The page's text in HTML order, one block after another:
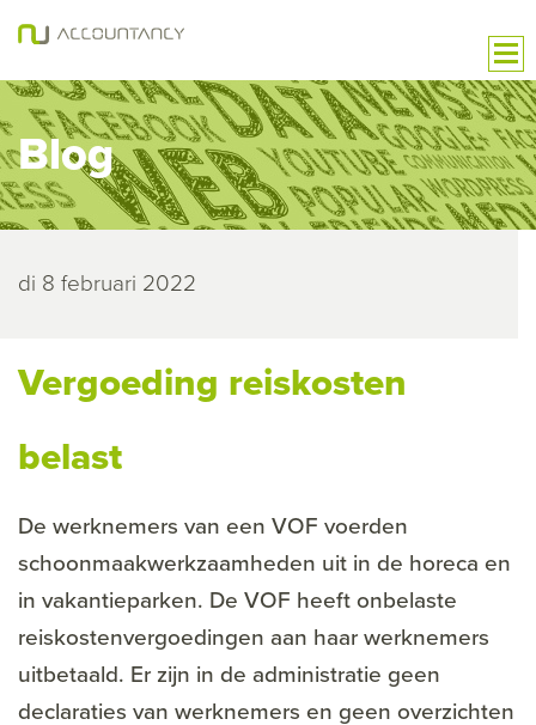
Blog
di 8 februari 2022
Vergoeding reiskosten
belast
De werknemers van een VOF voerden
schoonmaakwerkzaamheden uit in de horeca en
in vakantieparken. De VOF heeft onbelaste
reiskostenvergoedingen aan haar werknemers
uitbetaald. Er zijn in de administratie geen
declaraties van werknemers en geen overzichten